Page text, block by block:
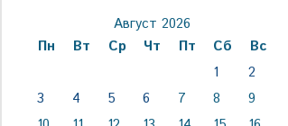
Август 2026
Пн
Вт Ср Чт Пт Сб
Вс
1
2
3
4 5 6 7 8
9